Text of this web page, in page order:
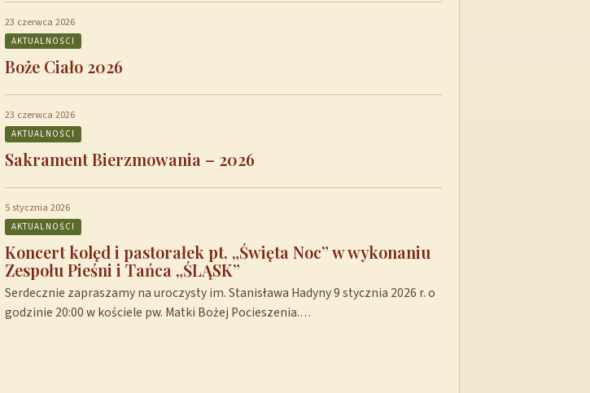
23 czerwca 2026
AKTUALNOŚCI
Boże Ciało 2026
23 czerwca 2026
AKTUALNOŚCI
Sakrament Bierzmowania – 2026
5 stycznia 2026
AKTUALNOŚCI
Koncert kolęd i pastorałek pt. „Święta Noc” w wykonaniu
Zespołu Pieśni i Tańca „ŚLĄSK”
Serdecznie zapraszamy na uroczysty im. Stanisława Hadyny 9 stycznia 2026 r. o
godzinie 20:00 w kościele pw. Matki Bożej Pocieszenia.…